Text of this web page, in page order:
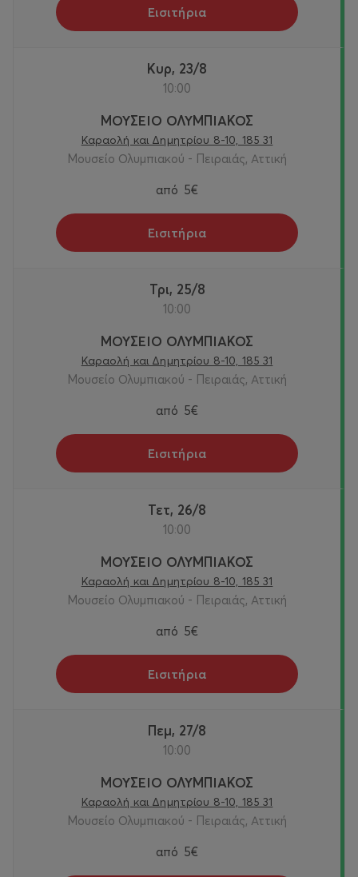
Εισιτήρια
Κυρ, 23/8
10:00
ΜΟΥΣΕΙΟ ΟΛΥΜΠΙΑΚΟΣ
Καραολή και Δημητρίου 8-10, 185 31
Μουσείο Ολυμπιακού - Πειραιάς, Αττική
από 5€
Εισιτήρια
Τρι, 25/8
10:00
ΜΟΥΣΕΙΟ ΟΛΥΜΠΙΑΚΟΣ
Καραολή και Δημητρίου 8-10, 185 31
Μουσείο Ολυμπιακού - Πειραιάς, Αττική
από 5€
Εισιτήρια
Τετ, 26/8
10:00
ΜΟΥΣΕΙΟ ΟΛΥΜΠΙΑΚΟΣ
Καραολή και Δημητρίου 8-10, 185 31
Μουσείο Ολυμπιακού - Πειραιάς, Αττική
από 5€
Εισιτήρια
Πεμ, 27/8
10:00
ΜΟΥΣΕΙΟ ΟΛΥΜΠΙΑΚΟΣ
Καραολή και Δημητρίου 8-10, 185 31
Μουσείο Ολυμπιακού - Πειραιάς, Αττική
από 5€